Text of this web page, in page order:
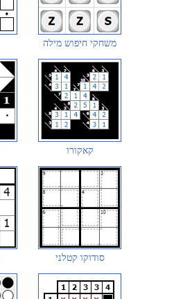
משחקי חיפוש מילה
קאקורו
סודוקו קטלני